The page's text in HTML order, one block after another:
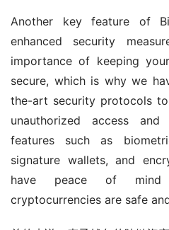
Another key feature of
enhanced security
importance of keeping
secure, which is why we
the-art security protocols
unauthorized access
features such as
signature wallets, and
have peace of
cryptocurrencies are safe